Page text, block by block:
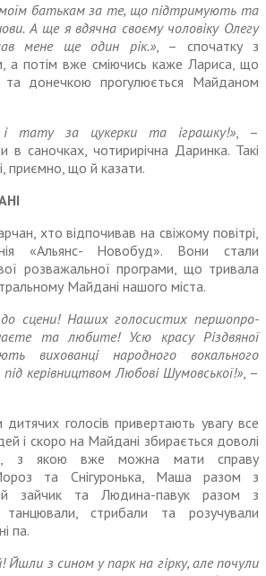
батькам за те, що підтримують та
А ще я вдячна своєму чоловіку Олегу
мене ще один рік.», – спочатку з
а потім вже сміючись каже Лариса, що
доне­чкою прогулюється Майданом
тату за цукерки та іграшку!», –
в саночках, чотирирічна Даринка. Такі
приємно, що й казати.
хто відпочивав на свіжому повітрі,
«Альянс- Новобуд». Вони стали
розважальної програми, що тривала
Майдані нашого міста.
сцени! Наших голосистих першопро­
та любите! Усю красу Різдвяної
вихованці народного вокального
керівництвом Любові Шумов­ської!», –
голосів привертають увагу все
і скоро на Майдані збирається доволі
з якою вже можна мати справу
та Снігуронька, Маша разом з
зайчик та Людина-павук разом з
стрибали та розучували
па.
Йшли з сином у парк на гірку, але почули